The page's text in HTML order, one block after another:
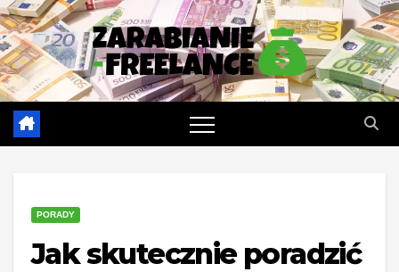
Skip
to
content
PORADY
Jak skutecznie poradzić